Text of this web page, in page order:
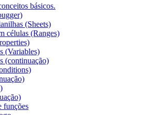
básicos.
(Sheets)
células (Ranges)
(Variables)
(continuação)
funções